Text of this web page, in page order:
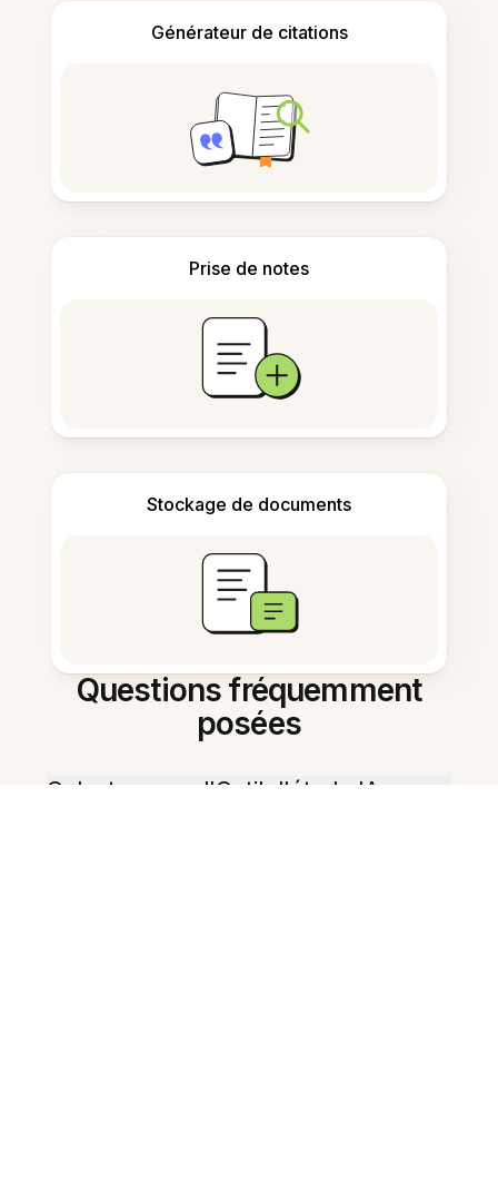
Générateur de citations
Prise de notes
Stockage de documents
Questions fréquemment
posées
Qu'est-ce que l'Outil d'étude IA